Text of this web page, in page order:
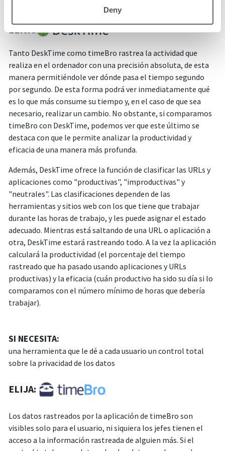
Deny
analizar la productividad a detalle
ELIJA:
Tanto DeskTime como timeBro rastrea la actividad que
realiza en el ordenador con una precisión absoluta, de esta
manera permitiéndole ver dónde pasa el tiempo segundo
por segundo. De esta forma podrá ver inmediatamente qué
es lo que más consume su tiempo y, en el caso de que sea
necesario, realizar un cambio. No obstante, si comparamos
timeBro con DeskTime, podemos ver que este último se
destaca con que le permite analizar la productividad y
eficacia de una manera más profunda.
Además, DeskTime ofrece la función de clasificar las URLs y
aplicaciones como "productivas", "improductivas" y
"neutrales". Las clasificaciones dependen de las
herramientas y sitios web con los que tiene que trabajar
durante las horas de trabajo, y les puede asignar el estado
adecuado. Mientras está saltando de una URL o aplicación a
otra, DeskTime estará rastreando todo. A la vez la aplicación
calculará la productividad (el porcentaje del tiempo
rastreado que ha pasado usando aplicaciones y URLs
productivas) y la eficacia (cuán productivo ha sido su día si lo
comparamos con el número mínimo de horas que debería
trabajar).
SI NECESITA:
una herramienta que le dé a cada usuario un control total
sobre la privacidad de los datos
ELIJA:
Los datos rastreados por la aplicación de timeBro son
visibles solo para el usuario, ni siquiera los jefes tienen el
acceso a la información rastreada de alguien más. Si el